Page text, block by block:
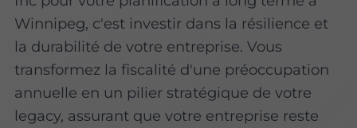
Winnipeg, c'est investir dans la résilience et
la durabilité de votre entreprise. Vous
transformez la fiscalité d'une préoccupation
annuelle en un pilier stratégique de votre
legacy, assurant que votre entreprise reste